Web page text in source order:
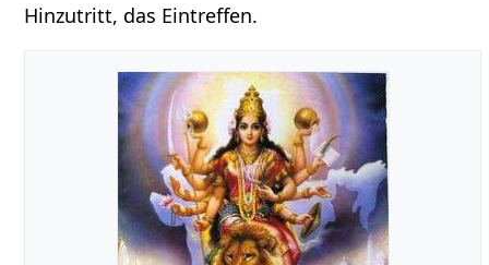
Hinzutritt, das Eintreffen.